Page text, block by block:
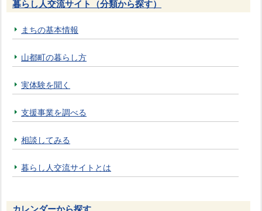
暮らし人交流サイト（分類から探す）
まちの基本情報
山都町の暮らし方
実体験を聞く
支援事業を調べる
相談してみる
暮らし人交流サイトとは
カレンダーから探す